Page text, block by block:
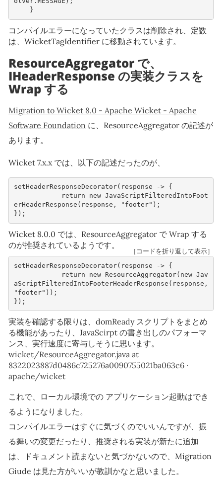
}
コンパイルエラーになっていたクラスは削除され、定数
は、WicketTagIdentifier に移動されています。
ResourceAggregator で、
IHeaderResponse の実装クラスを
Wrap する
Migration to Wicket 8.0 - Apache Wicket - Apache
Software Foundation に、ResourceAggregator の記述が
あります。
Wicket 7.x.x では、以下の記述だったのが、
setHeaderResponseDecorator( response ->
{
return
new JavaScriptFilteredIntoFoot
erHeaderResponse ( response , "footer" );
});
Wicket 8.0.0 では、ResourceAggregator で Wrap する
のが推奨されているようです。
［コードを折り返して表示］
setHeaderResponseDecorator( response ->
{
return
new ResourceAggregator( new Jav
aScriptFilteredIntoFooterHeaderResponse ( response ,
"footer" ));
});
実装を確認する限りは、domReady スクリプトをまとめ
る機能があったり、JavaScirpt の書き出しのパフォーマ
ンス、実行速度に寄与しそうに思います。
wicket/ResourceAggregator.java at
8322023887d0486c725276a0090755021ba063c6 ·
apache/wicket
これで、ローカル環境での アプリケーション起動はでき
るようになりました。
コンパイルエラーはすぐに気づくのでいいんですが、振
る舞いの変更だったり、推奨される実装が新たに追加
は、ドキュメント読まないと気づかないので、Migration
Giude は見た方がいいが教訓かなと思いました。